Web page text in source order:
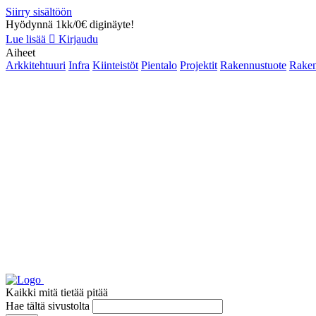
Siirry sisältöön
Hyödynnä 1kk/0€ diginäyte!
Lue lisää
Kirjaudu
Aiheet
Arkkitehtuuri Infra Kiinteistöt Pientalo Projektit Rakennustuote
Kaikki mitä tietää pitää
Hae tältä sivustolta